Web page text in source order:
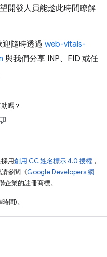
開發人員能趁此時間瞭解
隨時透過 web-vitals-
與我們分享 INP、FID 或任
嗎？
用創用 CC 姓名標示 4.0 授權 ，
參閱《Google Developers 網
業的註冊商標。
間)。